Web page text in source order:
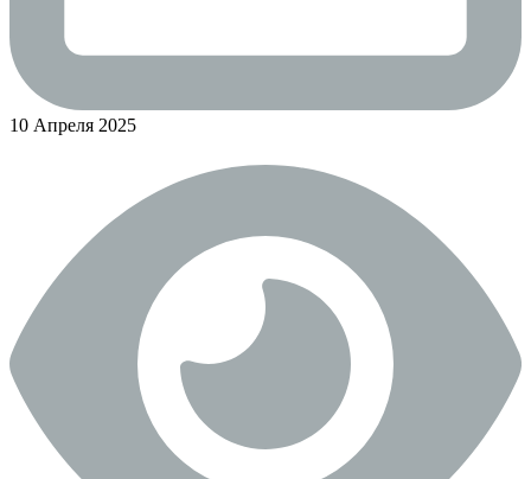
10 Апреля 2025